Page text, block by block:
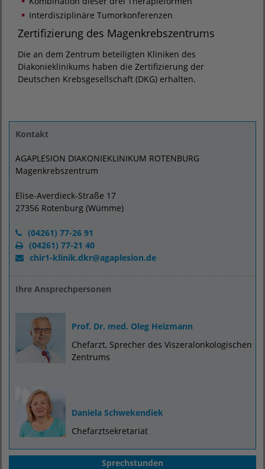
Interdisziplinäre Tumorkonferenzen
Zertifizierung des Magenkrebszentrums
Die an dem Zentrum beteiligten Kliniken des
Diakonieklinikums haben die Zertifizierung der
Deutschen Krebsgesellschaft (DKG) erhalten.
Kontakt
AGAPLESION DIAKONIEKLINIKUM ROTENBURG
Magenkrebszentrum
Elise-Averdieck-Straße 17
27356 Rotenburg (Wümme)
(04261) 77-26 91
(04261) 77-21 40
chir1-klinik.dkr@agaplesion.de
Ihre Ansprechpersonen
Prof. Dr. med. Oleg Heizmann
Chefarzt, Sprecher des Viszeralonkologischen
Zentrums
Daniela Schwekendiek
Chefarztsekretariat
Sprechstunden